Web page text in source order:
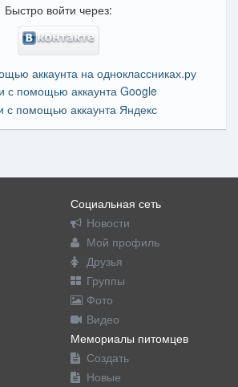
Быстро войти через:
Социальная сеть
Новости
Мой профиль
Друзья
Группы
Фото
Видео
Мемориалы питомцев
Создать
Новые